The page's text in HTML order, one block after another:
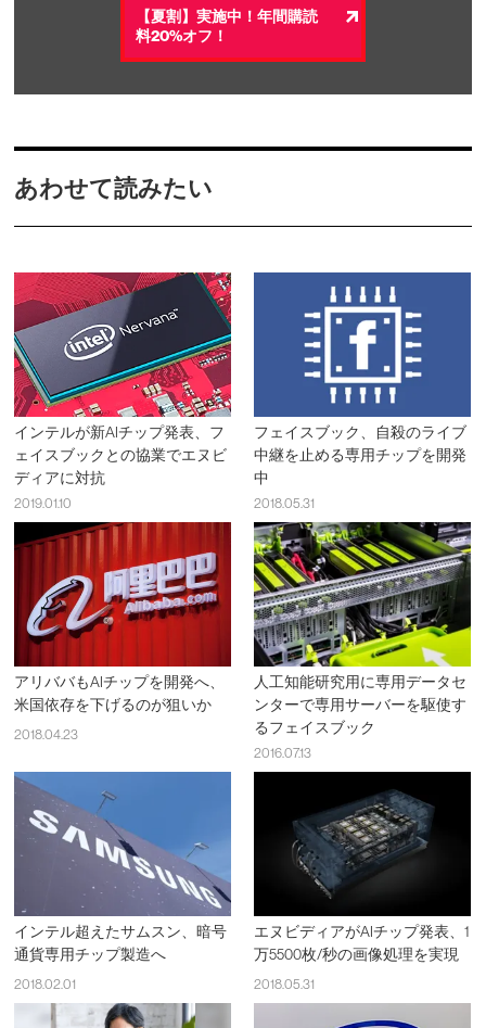
【夏割】実施中！年間購読
料20%オフ！
あわせて読みたい
インテルが新AIチップ発表、フ
ェイスブックとの協業でエヌビ
ディアに対抗
2019.01.10
フェイスブック、自殺のライブ
中継を止める専用チップを開発
中
2018.05.31
アリババもAIチップを開発へ、
米国依存を下げるのが狙いか
2018.04.23
人工知能研究用に専用データセ
ンターで専用サーバーを駆使す
るフェイスブック
2016.07.13
インテル超えたサムスン、暗号
通貨専用チップ製造へ
2018.02.01
エヌビディアがAIチップ発表、1
万5500枚/秒の画像処理を実現
2018.05.31